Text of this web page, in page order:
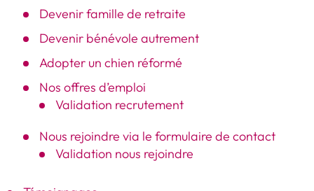
Devenir famille de retraite
Devenir bénévole autrement
Adopter un chien réformé
Nos offres d’emploi
Validation recrutement
Nous rejoindre via le formulaire de contact
Validation nous rejoindre